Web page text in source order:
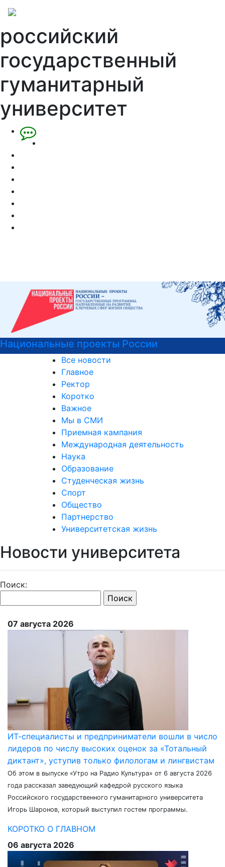
российский
государственный
гуманитарный
университет
Национальные проекты России
Все новости
Главное
Ректор
Коротко
Важное
Мы в СМИ
Приемная кампания
Международная деятельность
Наука
Образование
Студенческая жизнь
Спорт
Общество
Партнерство
Университетская жизнь
Новости университета
Поиск:
07 августа 2026
ИТ-специалисты и предприниматели вошли в число
лидеров по числу высоких оценок за «Тотальный
диктант», уступив только филологам и лингвистам
Об этом в выпуске «Утро на Радио Культура» от 6 августа 2026
года рассказал заведующий кафедрой русского языка
Российского государственного гуманитарного университета
Игорь Шаронов, который выступил гостем программы.
КОРОТКО О ГЛАВНОМ
06 августа 2026